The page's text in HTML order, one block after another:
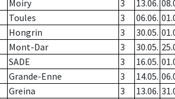
Moiry 3 13.06.
Toules 3 06.06.
Hongrin 3 30.05.
Mont-Dar 3 30.05.
SADE 3 16.05.
Grande-Enne 3 14.05.
Greina 3 13.06.